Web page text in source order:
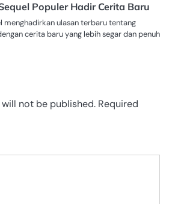
Populer Hadir Cerita Baru
menghadirkan ulasan terbaru tentang
cerita baru yang lebih segar dan penuh
not be published. Required